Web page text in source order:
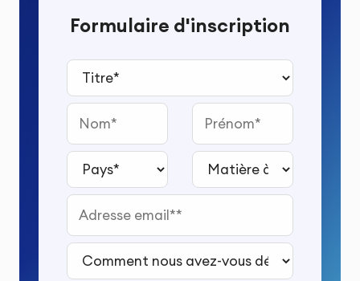
Formulaire d'inscription
Titre*
Nom Prénom
Pays* Matière à étudier*
Adresse email*
Comment nous avez-vous découvert ?*